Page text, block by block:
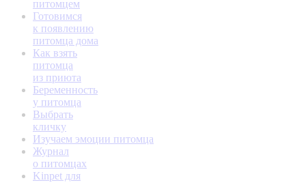
питомцем
Готовимся
к появлению
питомца дома
Как взять
питомца
из приюта
Беременность
у питомца
Выбрать
кличку
Изучаем эмоции питомца
Журнал
о питомцах
Kinpet для